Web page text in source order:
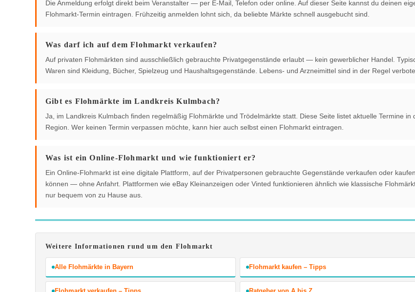
Die Anmeldung erfolgt direkt beim Veranstalter — per E-Mail, Telefon oder online. Auf dieser Seite kannst du deinen
Flohmarkt-Termin eintragen. Frühzeitig anmelden lohnt sich, da beliebte Märkte schnell ausgebucht sind.
Was darf ich auf dem Flohmarkt verkaufen?
Auf privaten Flohmärkten sind ausschließlich gebrauchte Privatgegenstände erlaubt — kein gewerblicher Handel.
Waren sind Kleidung, Bücher, Spielzeug und Haushaltsgegenstände. Lebens- und Arzneimittel sind in der Regel
Gibt es Flohmärkte im Landkreis Kulmbach?
Ja, im Landkreis Kulmbach finden regelmäßig Flohmärkte und Trödelmärkte statt. Diese Seite listet aktuelle Termine in
Region. Wer keinen Termin verpassen möchte, kann hier auch selbst einen Flohmarkt eintragen.
Was ist ein Online-Flohmarkt und wie funktioniert er?
Ein Online-Flohmarkt ist eine digitale Plattform, auf der Privatpersonen gebrauchte Gegenstände verkaufen oder kaufen
können — ohne Anfahrt. Plattformen wie eBay Kleinanzeigen oder Vinted funktionieren ähnlich wie klassische
nur bequem von zu Hause aus.
Weitere Informationen rund um den Flohmarkt
Alle Flohmärkte in Bayern Flohmarkt kaufen – Tipps